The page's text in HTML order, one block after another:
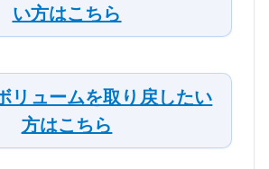
い方はこちら
リュームを取り戻したい
方はこちら